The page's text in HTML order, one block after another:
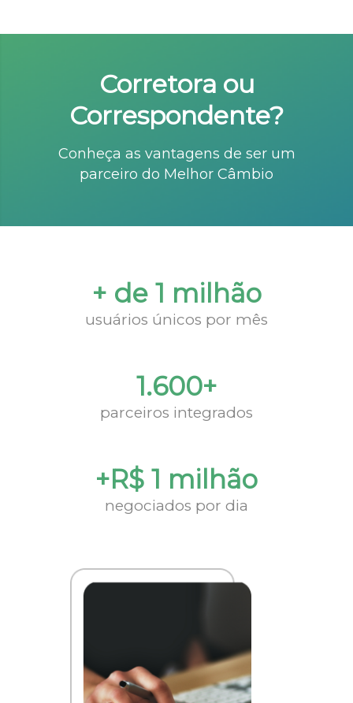
Corretora ou
Correspondente?
Conheça as vantagens de ser um
parceiro do Melhor Câmbio
+ de 1 milhão
usuários únicos por mês
1.600+
parceiros integrados
+R$ 1 milhão
negociados por dia